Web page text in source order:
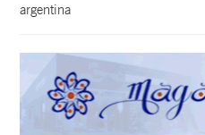
argentina